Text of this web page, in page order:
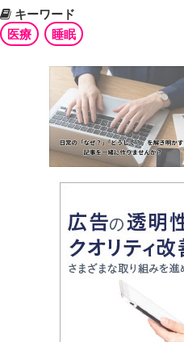
キーワード
医療
睡眠